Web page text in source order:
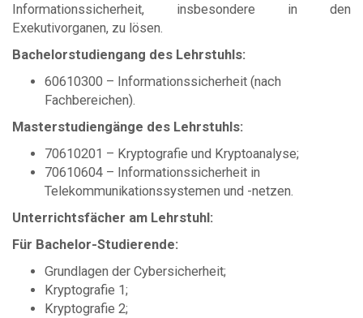
Informationssicherheit, insbesondere in den
Exekutivorganen, zu lösen.
Bachelorstudiengang des Lehrstuhls:
60610300 – Informationssicherheit (nach
Fachbereichen).
Masterstudiengänge des Lehrstuhls:
70610201 – Kryptografie und Kryptoanalyse;
70610604 – Informationssicherheit in
Telekommunikationssystemen und -netzen.
Unterrichtsfächer am Lehrstuhl:
Für Bachelor-Studierende:
Grundlagen der Cybersicherheit;
Kryptografie 1;
Kryptografie 2;